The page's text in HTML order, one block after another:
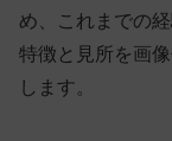
め、これまでの
特徴と見所を画
します。